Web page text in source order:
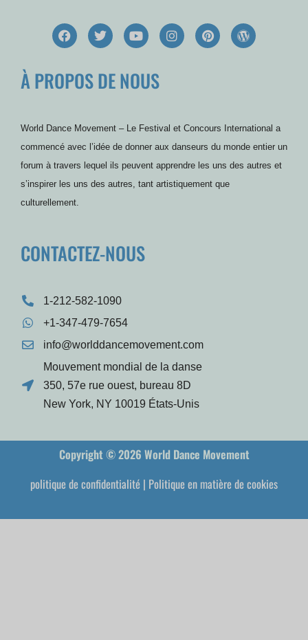
F
a
c
b
o
T
w
i
t
e
Y
o
u
u
b
I
n
s
m
P
i
n
t
W
o
r
s
À PROPOS DE NOUS
World Dance Movement – Le Festival et Concours International a
commencé avec l’idée de donner aux danseurs du monde entier un
forum à travers lequel ils peuvent apprendre les uns des autres et
s’inspirer les uns des autres, tant artistiquement que
culturellement.
CONTACTEZ-NOUS
1-212-582-1090
+1-347-479-7654
info@worlddancemovement.com
Mouvement mondial de la danse
350, 57e rue ouest, bureau 8D
New York, NY 10019 États-Unis
Copyright © 2026 World Dance Movement
politique de confidentialité | Politique en matière de cookies